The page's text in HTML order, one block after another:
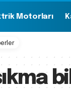
Motorları